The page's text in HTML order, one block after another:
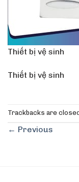
Thiết bị vệ sinh
Thiết bị vệ sinh
Trackbacks are
← Previous